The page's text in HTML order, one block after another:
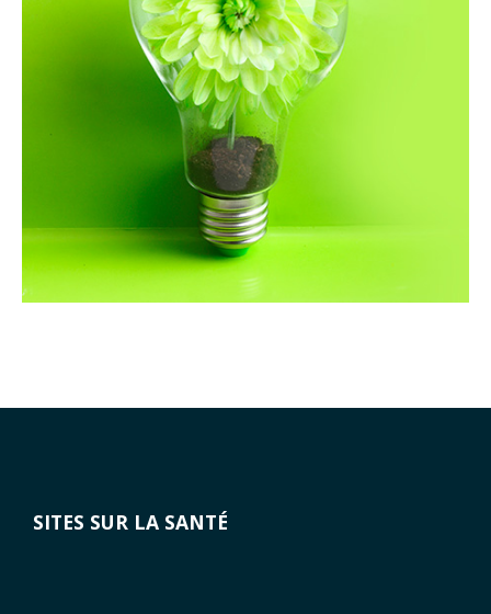
SITES SUR LA SANTÉ